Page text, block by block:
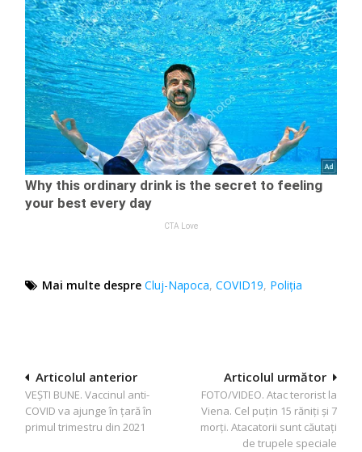
Mai multe despre Cluj-Napoca,COVID19, Poliția
Navigare
în
articole
Articolul următor
FOTO/VIDEO. Atac terorist la
Viena. Cel puțin 15 răniți și 7
morți. Atacatorii sunt căutați
de trupele speciale
Articolul anterior
VEȘTI BUNE. Vaccinul anti-
COVID va ajunge în țară în
primul trimestru din 2021